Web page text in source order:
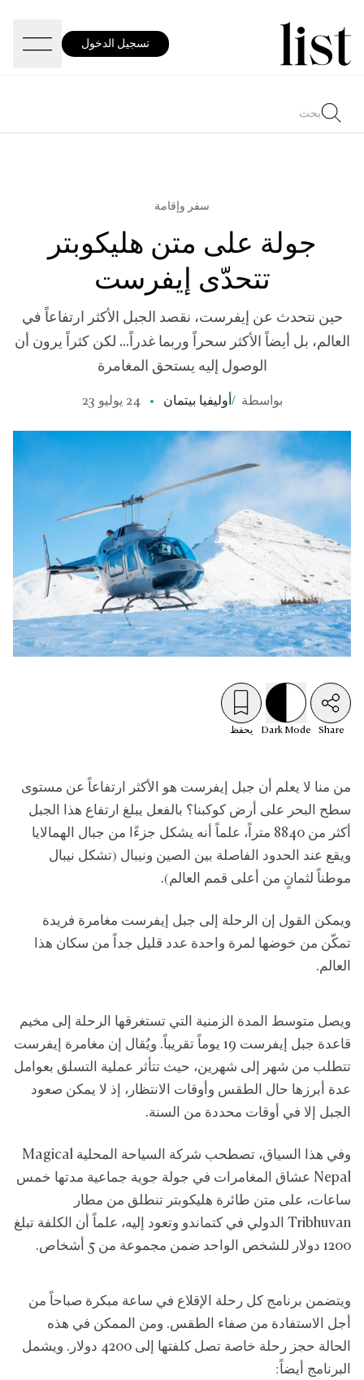
تسجيل الدخول
سفر وإقامة
جولة على متن هليكوبتر
تتحدّى إيفرست
حين نتحدث عن إيفرست، نقصد الجبل الأكثر ارتفاعاً في
العالم، بل أيضاً الأكثر سحراً وربما غدراً... لكن كثراً يرون أن
الوصول إليه يستحق المغامرة
بواسطة / أوليفيا بيتمان 24 يوليو 23
Share
Dark Mode يحفظ
من منا لا يعلم أن جبل إيفرست هو الأكثر ارتفاعاً عن مستوى
سطح البحر على أرض كوكبنا؟ بالفعل يبلغ ارتفاع هذا الجبل
أكثر من 8840 متراً، علماً أنه يشكل جزءًا من جبال الهمالايا
ويقع عند الحدود الفاصلة بين الصين ونيبال (تشكل نيبال
موطناً لثمانٍ من أعلى قمم العالم).
ويمكن القول إن الرحلة إلى جبل إيفرست مغامرة فريدة
تمكّن من خوضها لمرة واحدة عدد قليل جداً من سكان هذا
العالم.
ويصل متوسط المدة الزمنية التي تستغرقها الرحلة إلى مخيم
قاعدة جبل إيفرست 19 يوماً تقريباً. ويُقال إن مغامرة إيفرست
تتطلب من شهر إلى شهرين، حيث تتأثر عملية التسلق بعوامل
عدة أبرزها حال الطقس وأوقات الانتظار، إذ لا يمكن صعود
الجبل إلا في أوقات محددة من السنة.
وفي هذا السياق، تصطحب شركة السياحة المحلية Magical
Nepal عشاق المغامرات في جولة جوية جماعية مدتها خمس
ساعات، على متن طائرة هليكوبتر تنطلق من مطار
Tribhuvan الدولي في كتماندو وتعود إليه، علماً أن الكلفة تبلغ
1200 دولار للشخص الواحد ضمن مجموعة من 5 أشخاص.
ويتضمن برنامج كل رحلة الإقلاع في ساعة مبكرة صباحاً من
أجل الاستفادة من صفاء الطقس. ومن الممكن في هذه
الحالة حجز رحلة خاصة تصل كلفتها إلى 4200 دولار. ويشمل
البرنامج أيضاً: